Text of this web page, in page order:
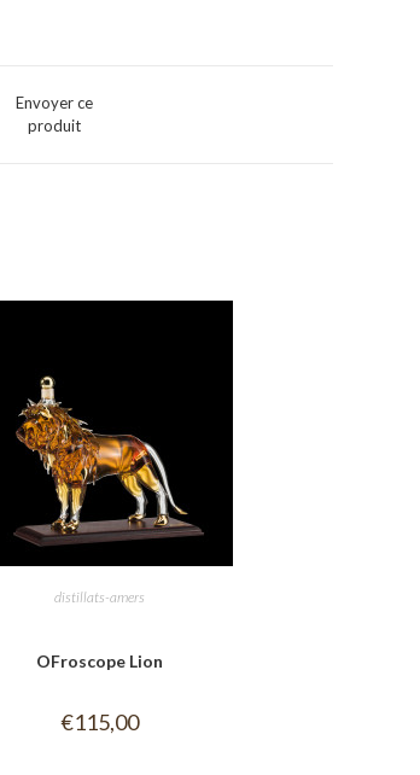
Envoyer ce
produit
distillats-amers
OFroscope Lion
€115,00